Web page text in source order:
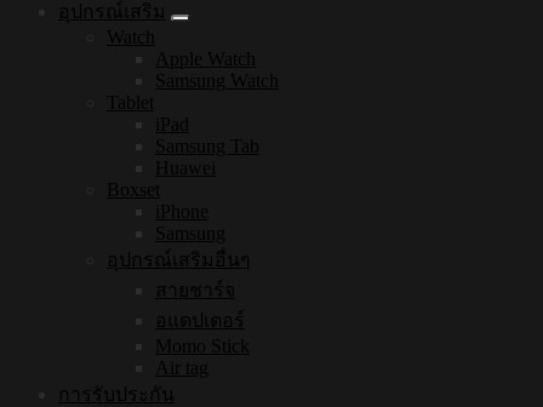
อุปกรณ์เสริม
Watch
Apple Watch
Samsung Watch
Tablet
iPad
Samsung Tab
Huawei
Boxset
iPhone
Samsung
อุปกรณ์เสริมอื่นๆ
สายชาร์จ
อแดปเตอร์
Momo Stick
Air tag
การรับประกัน